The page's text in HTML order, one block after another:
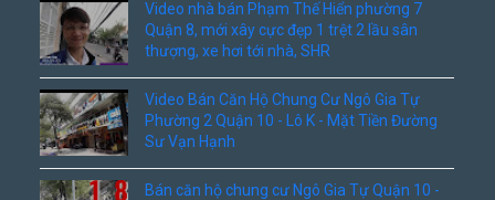
Video nhà bán Phạm Thế Hiển phường 7
Quận 8, mới xây cực đẹp 1 trệt 2 lầu sân
thượng, xe hơi tới nhà, SHR
Video Bán Căn Hộ Chung Cư Ngô Gia Tự
Phường 2 Quận 10 - Lô K - Mặt Tiền Đường
Sư Vạn Hạnh
Bán căn hộ chung cư Ngô Gia Tự Quận 10 -